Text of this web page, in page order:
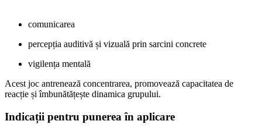
comunicarea
percepția auditivă și vizuală prin sarcini concrete
vigilența mentală
Acest joc antrenează concentrarea, promovează capacitatea de
reacție și îmbunătățește dinamica grupului.
Indicații pentru punerea în aplicare